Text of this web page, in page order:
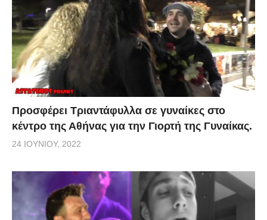
Προσφέρει Τριαντάφυλλα σε γυναίκες στο
κέντρο της Αθήνας για την Γιορτή της Γυναίκας.
24 ΙΟΥΝΊΟΥ, 2022